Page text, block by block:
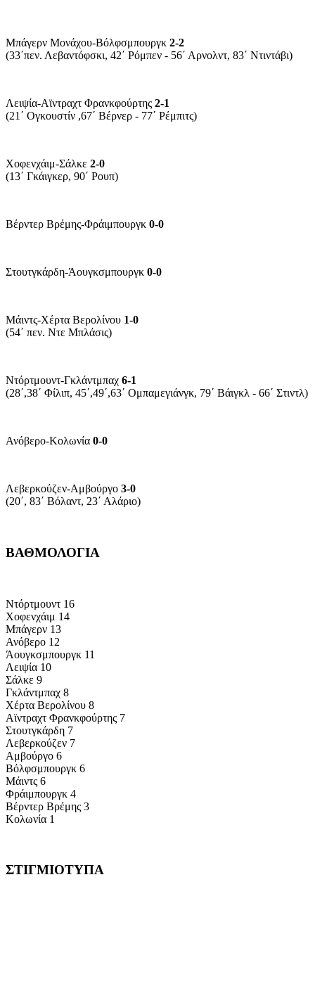
Μπάγερν Μονάχου-Βόλφσμπουργκ 2-2
(33΄πεν. Λεβαντόφσκι, 42΄ Ρόμπεν - 56΄ Αρνολντ, 83΄ Ντιντάβι)
Λειψία-Αϊντραχτ Φρανκφούρτης 2-1
(21΄ Ογκουστίν ,67΄ Βέρνερ - 77΄ Ρέμπιτς)
Χοφενχάιμ-Σάλκε 2-0
(13΄ Γκάιγκερ, 90΄ Ρουπ)
Βέρντερ Βρέμης-Φράιμπουργκ 0-0
Στουτγκάρδη-Άουγκσμπουργκ 0-0
Μάιντς-Χέρτα Βερολίνου 1-0
(54΄ πεν. Ντε Μπλάσις)
Ντόρτμουντ-Γκλάντμπαχ 6-1
(28΄,38΄ Φίλιπ, 45΄,49΄,63΄ Ομπαμεγιάνγκ, 79΄ Βάιγκλ - 66΄ Στιντλ)
Ανόβερο-Κολωνία 0-0
Λεβερκούζεν-Αμβούργο 3-0
(20΄, 83΄ Βόλαντ, 23΄ Αλάριο)
ΒΑΘΜΟΛΟΓΙΑ
Ντόρτμουντ 16
Χοφενχάιμ 14
Μπάγερν 13
Ανόβερο 12
Άουγκσμπουργκ 11
Λειψία 10
Σάλκε 9
Γκλάντμπαχ 8
Χέρτα Βερολίνου 8
Αϊντραχτ Φρανκφούρτης 7
Στουτγκάρδη 7
Λεβερκούζεν 7
Αμβούργο 6
Βόλφσμπουργκ 6
Μάιντς 6
Φράιμπουργκ 4
Βέρντερ Βρέμης 3
Κολωνία 1
ΣΤΙΓΜΙΟΤΥΠΑ